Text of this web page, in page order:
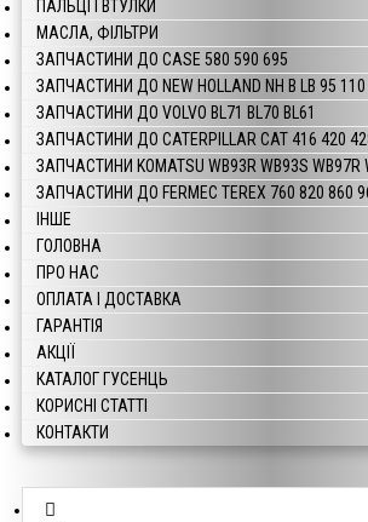
ПАЛЬЦІ І ВТУЛКИ
МАСЛА, ФІЛЬТРИ
ЗАПЧАСТИНИ ДО CASE 580 590 695
ЗАПЧАСТИНИ ДО NEW HOLLAND NH B LB 95 110
ЗАПЧАСТИНИ ДО VOLVO BL71 BL70 BL61
ЗАПЧАСТИНИ ДО CATERPILLAR CAT 416 420
ЗАПЧАСТИНИ KOMATSU WB93R WB93S WB97R
ЗАПЧАСТИНИ ДО FERMEC TEREX 760 820 860
ІНШЕ
ГОЛОВНА
ПРО НАС
ОПЛАТА І ДОСТАВКА
ГАРАНТІЯ
АКЦІЇ
КАТАЛОГ ГУСЕНЦЬ
КОРИСНІ СТАТТІ
КОНТАКТИ